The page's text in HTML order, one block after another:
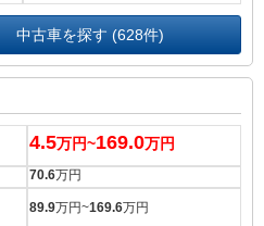
中古車を探す (628件)
4.5万円~169.0万円
70.6万円
89.9万円~169.6万円